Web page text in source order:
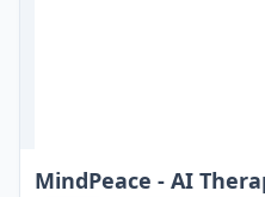
MindPeace - AI